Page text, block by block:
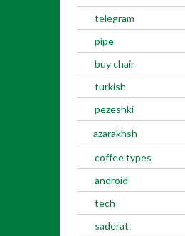
telegram
pipe
buy chair
turkish
pezeshki
azarakhsh
coffee types
android
tech
saderat